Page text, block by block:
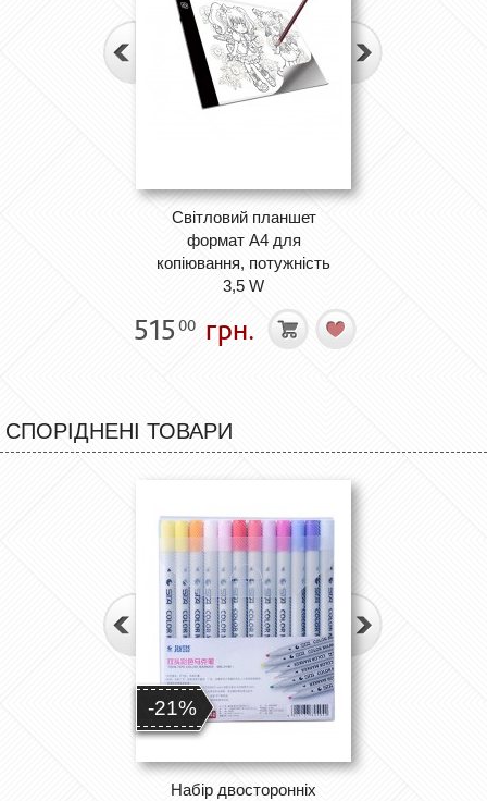
Світловий планшет
формат А4 для
копіювання, потужність
3,5 W
515 00 грн.
СПОРІДНЕНІ ТОВАРИ
-21%
Набір двосторонніх